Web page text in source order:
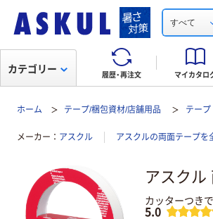
すべて
履歴・再注文 マイカタロ
カテゴリー
ホーム テープ/梱包資材/店舗用品 テープ
メーカー アスクル アスクルの両面テープを
アスクル
カッターつき
レビュー
5.0